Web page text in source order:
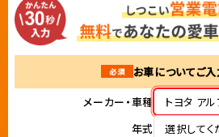
必須
お車についてご
メーカー・車種
トヨタ ア
年式
選択してく